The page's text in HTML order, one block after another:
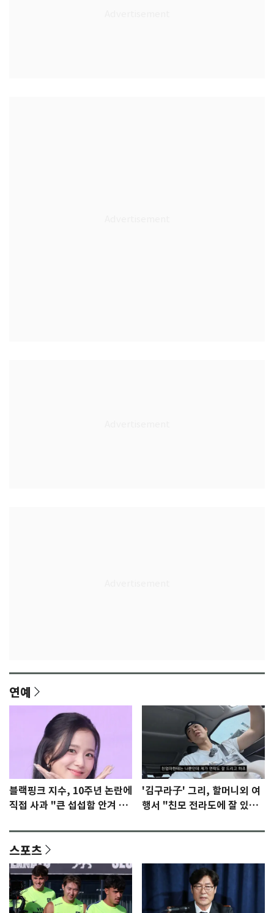
연예
블랙핑크 지수, 10주년 논란에
직접 사과 "큰 섭섭함 안겨 미
'김구라子' 그리, 할머니외 여
행서 "친모 전라도에 잘 있
스포츠